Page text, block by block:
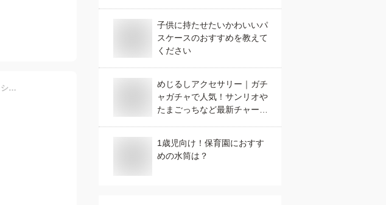
ポイント3倍 シール帳 A7 リフィル ppシート 6穴 A7/A6 シール専用台紙 シール帳 リフィル シール台紙 剥離紙 10枚入 6穴 はがせる バインダー 推し活 カード収納 デコ手帳 プラ板
子供に持たせたいかわいいパ
スケースのおすすめを教えて
ください
めじるしアクセサリー｜ガチ
ャガチャで人気！サンリオや
たまごっちなど最新チャーム
1歳児向け！保育園におすす
めの水筒は？